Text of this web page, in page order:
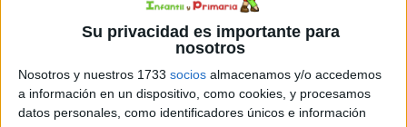
Su privacidad es importante para
nosotros
Nosotros y nuestros 1733 socios almacenamos y/o accedemos
a información en un dispositivo, como cookies, y procesamos
datos personales, como identificadores únicos e información